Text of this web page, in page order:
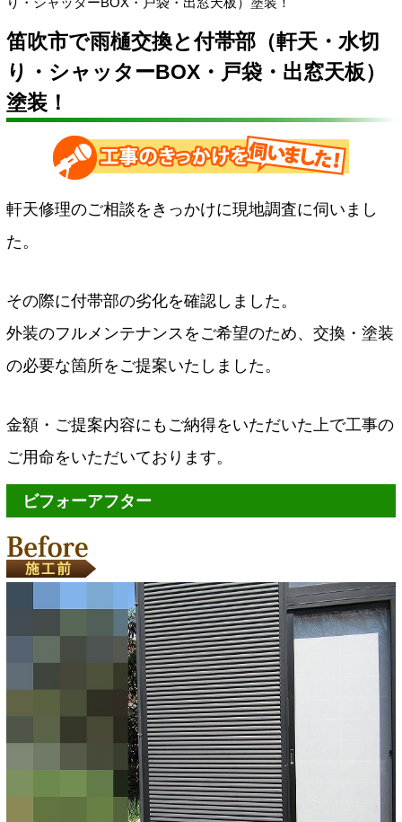
笛吹市で雨樋交換と付帯部（軒天・水切
り・シャッターBOX・戸袋・出窓天板）
塗装！
軒天修理のご相談をきっかけに現地調査に伺いまし
た。
その際に付帯部の劣化を確認しました。
外装のフルメンテナンスをご希望のため、交換・塗装
の必要な箇所をご提案いたしました。
金額・ご提案内容にもご納得をいただいた上で工事の
ご用命をいただいております。
ビフォーアフター